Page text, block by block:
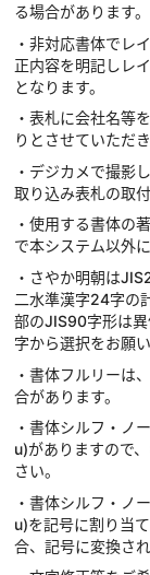
る場合があります。
・非対応書体でレ
正内容を明記しレ
となります。
・表札に会社名等
りとさせていただき
・デジカメで撮影
取り込み表札の取
・使用する書体の
で本システム以外
・さやか明朝は
二水準漢字24字の
部のJIS90字形は
字から選択をお願い
・書体フルリーは
合があります。
・書体シルフ・ノ
u)がありますので
さい。
・書体シルフ・ノ
u)を記号に割り当
合、記号に変換さ